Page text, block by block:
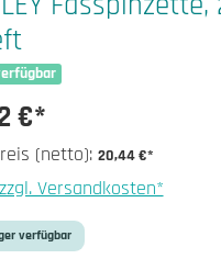
€*
(netto): 20,44 €*
Versandkosten*
verfügbar